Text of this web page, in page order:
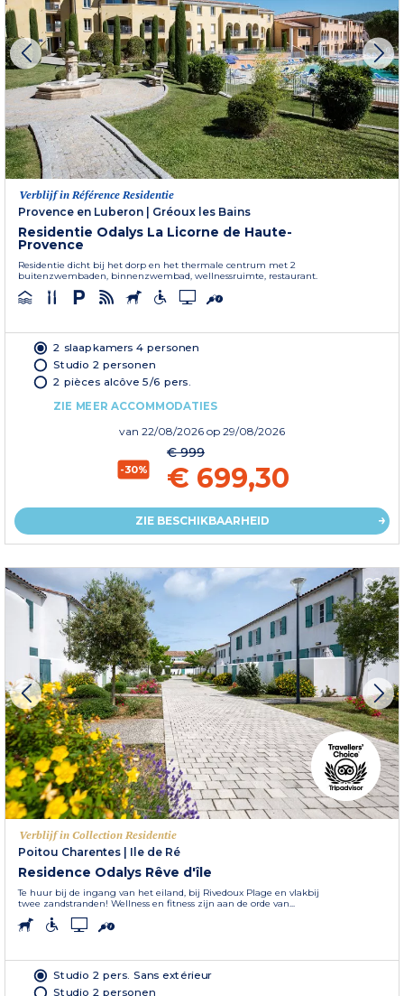
Verblijf in Référence Residentie
Provence en Luberon
Gréoux les Bains
Residentie Odalys La Licorne de Haute-
Provence
Residentie dicht bij het dorp en het thermale centrum met 2
buitenzwembaden, binnenzwembad, wellnessruimte, restaurant.
2 slaapkamers 4 personen
Studio 2 personen
2 pièces alcôve 5/6 pers.
ZIE MEER ACCOMMODATIES
van 22/08/2026 op 29/08/2026
-30%
€ 999
€ 699,30
ZIE BESCHIKBAARHEID
Verblijf in Collection Residentie
Poitou Charentes
Ile de Ré
Residence Odalys Rêve d'île
Te huur bij de ingang van het eiland, bij Rivedoux Plage en vlakbij
twee zandstranden! Wellness en fitness zijn aan de orde van...
Studio 2 pers. Sans extérieur
Studio 2 personen